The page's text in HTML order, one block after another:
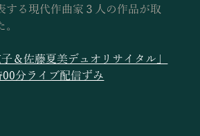
する現代作曲家３人の作品が取
＆佐藤夏美デュオリサイタル」
分ライブ配信ずみ